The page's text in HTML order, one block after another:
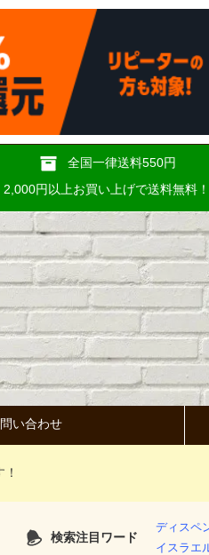
全国一律送料550円
2,000円以上お買い上げで送料無料！
い合わせ
検索注目ワード
ディスペ
イスラエ